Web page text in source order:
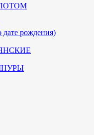
рождения)